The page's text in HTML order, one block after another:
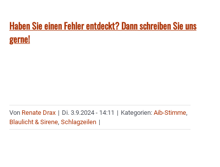
Haben Sie einen Fehler entdeckt? Dann schreiben Sie uns
gerne!
Von Renate Drax | Di. 3.9.2024 - 14:11 | Kategorien: Aib-Stimme,
Blaulicht & Sirene, Schlagzeilen |